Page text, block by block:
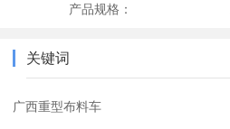
产品规格：
关键词
广西重型布料车